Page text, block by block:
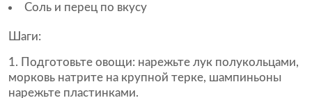
Соль и перец по вкусу
Шаги:
Подготовьте овощи: нарежьте лук полукольцами,
морковь натрите на крупной терке, шампиньоны
нарежьте пластинками.